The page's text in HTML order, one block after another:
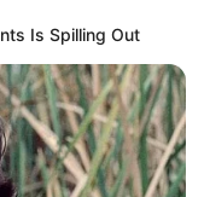
im Kreis
die in den
eingetragen
Is Spilling Out